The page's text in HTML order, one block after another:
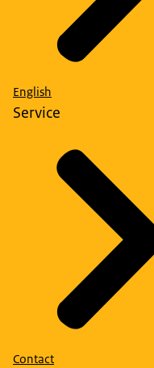
English
Service
Contact